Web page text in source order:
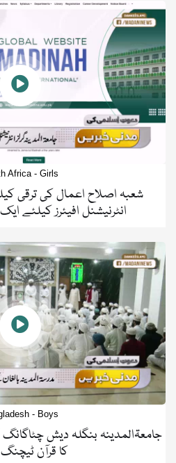
Africa - Girls
شعبہ اصلاح اعمال کی ترقی
انٹرنیشنل افیئرز کیلئے
- Boys
کا قرآن